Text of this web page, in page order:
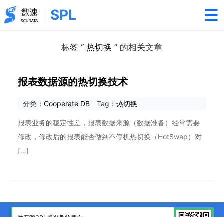
SPL
标签 “热切换 ” 的相关文章
报表数据源的热切换技术
分类：Cooperate DB Tag：热切换
报表业务的稳定性差，报表数据来源（数据准备）经常需要
修改，修改后的报表能否做到不停机热切换（HotSwap）对
[…]